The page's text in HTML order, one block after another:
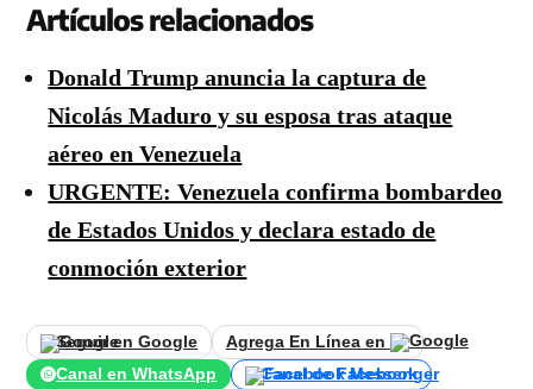
Artículos relacionados
Donald Trump anuncia la captura de
Nicolás Maduro y su esposa tras ataque
aéreo en Venezuela
URGENTE: Venezuela confirma bombardeo
de Estados Unidos y declara estado de
conmoción exterior
Seguir en Google
Agrega En Línea en
Canal en WhatsApp
Canal de Facebook